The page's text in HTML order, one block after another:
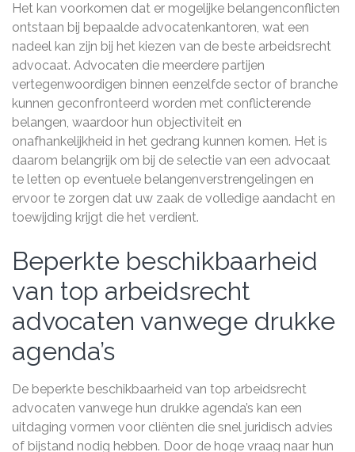
Het kan voorkomen dat er mogelijke belangenconflicten
ontstaan bij bepaalde advocatenkantoren, wat een
nadeel kan zijn bij het kiezen van de beste arbeidsrecht
advocaat. Advocaten die meerdere partijen
vertegenwoordigen binnen eenzelfde sector of branche
kunnen geconfronteerd worden met conflicterende
belangen, waardoor hun objectiviteit en
onafhankelijkheid in het gedrang kunnen komen. Het is
daarom belangrijk om bij de selectie van een advocaat
te letten op eventuele belangenverstrengelingen en
ervoor te zorgen dat uw zaak de volledige aandacht en
toewijding krijgt die het verdient.
Beperkte beschikbaarheid
van top arbeidsrecht
advocaten vanwege drukke
agenda’s
De beperkte beschikbaarheid van top arbeidsrecht
advocaten vanwege hun drukke agenda’s kan een
uitdaging vormen voor cliënten die snel juridisch advies
of bijstand nodig hebben. Door de hoge vraag naar hun